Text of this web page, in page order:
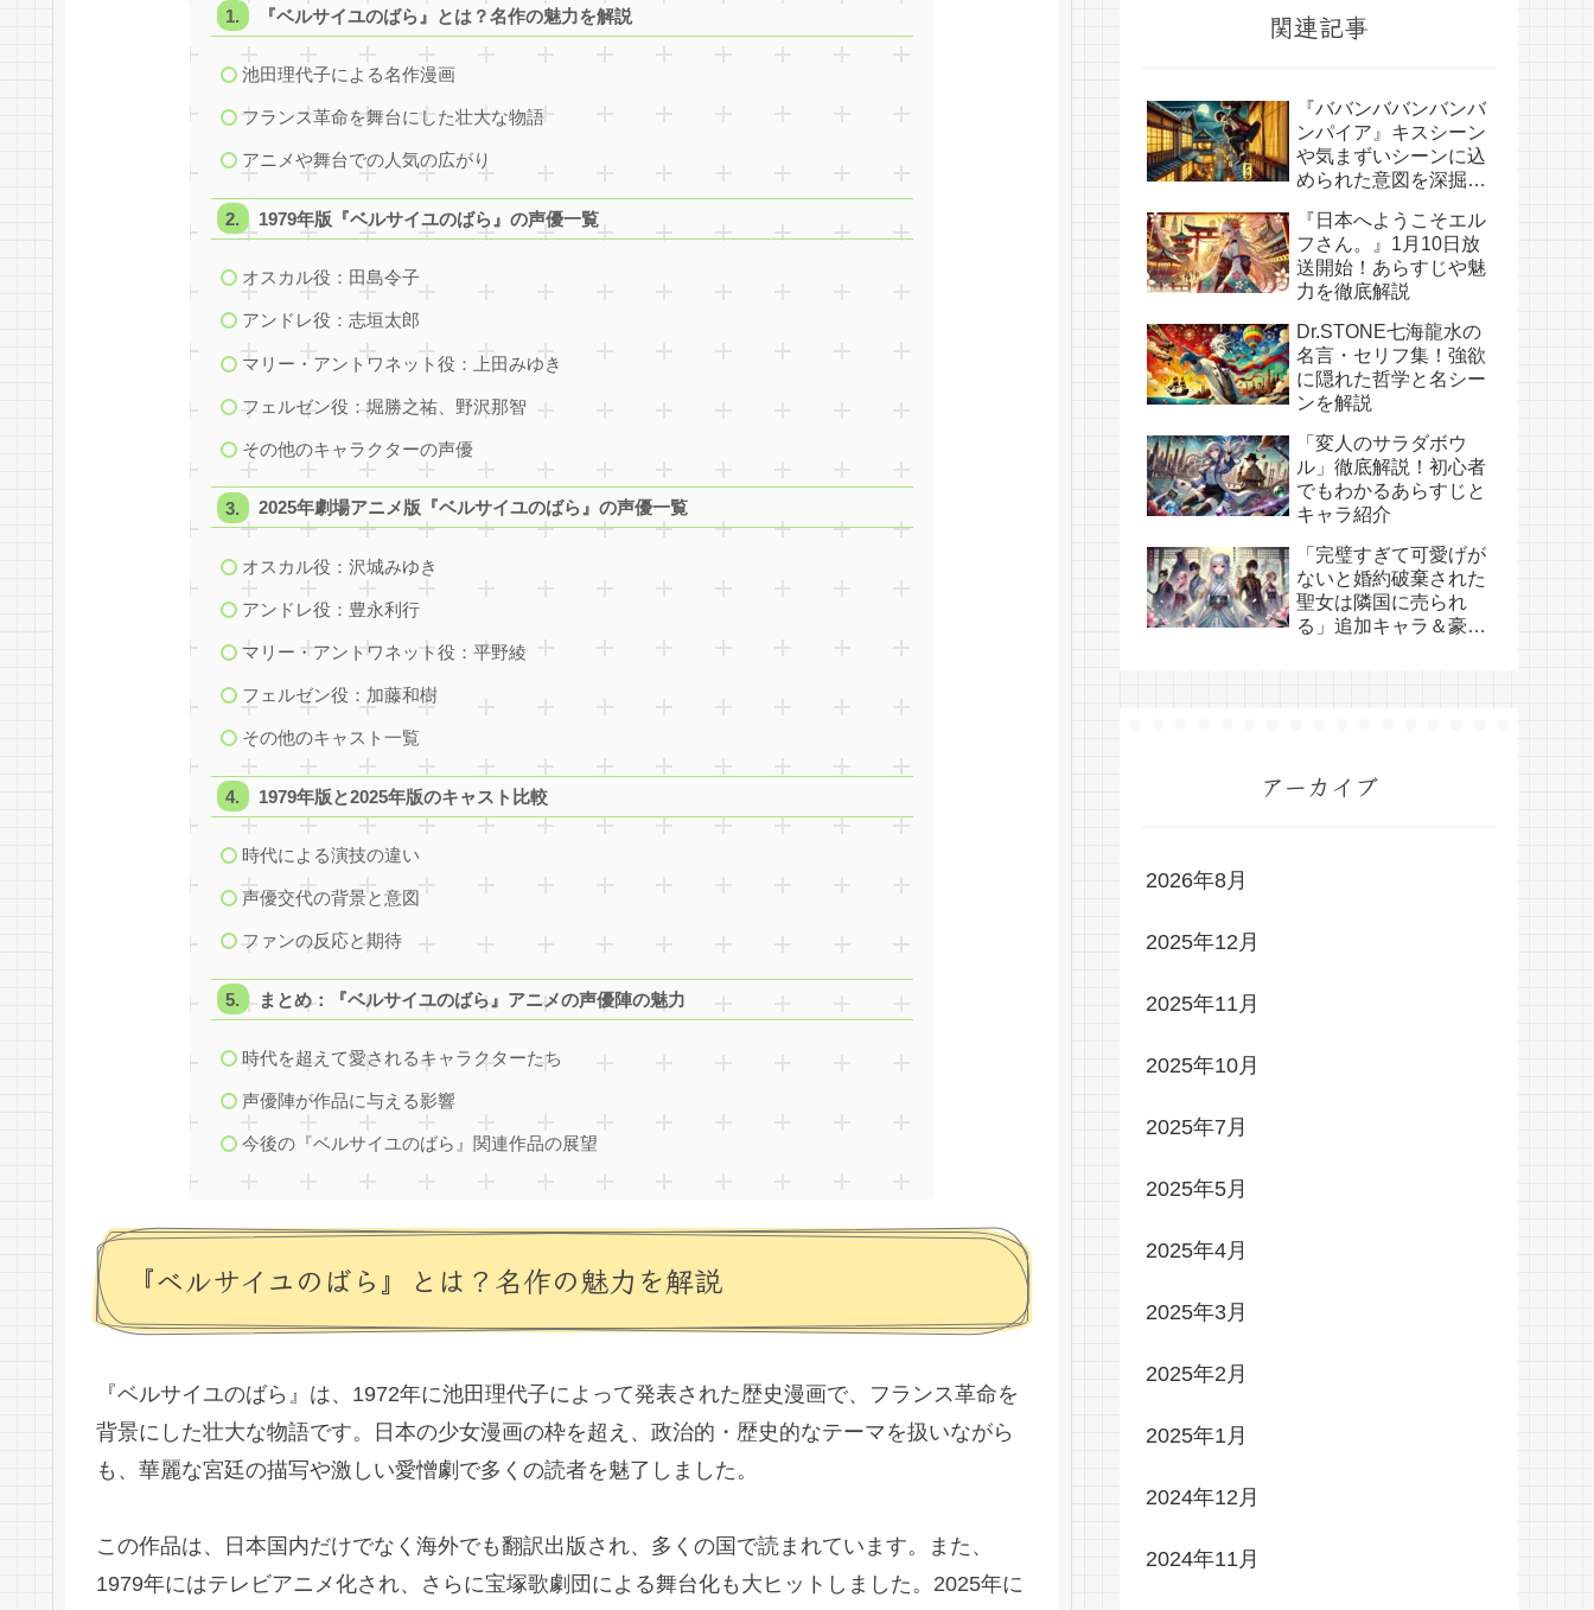
『ベルサイユのばら』とは？名作の魅力を解説
池田理代子による名作漫画
フランス革命を舞台にした壮大な物語
アニメや舞台での人気の広がり
1979年版『ベルサイユのばら』の声優一覧
オスカル役：田島令子
アンドレ役：志垣太郎
マリー・アントワネット役：上田みゆき
フェルゼン役：堀勝之祐、野沢那智
その他のキャラクターの声優
2025年劇場アニメ版『ベルサイユのばら』の声優一覧
オスカル役：沢城みゆき
アンドレ役：豊永利行
マリー・アントワネット役：平野綾
フェルゼン役：加藤和樹
その他のキャスト一覧
1979年版と2025年版のキャスト比較
時代による演技の違い
声優交代の背景と意図
ファンの反応と期待
まとめ：『ベルサイユのばら』アニメの声優陣の魅力
時代を超えて愛されるキャラクターたち
声優陣が作品に与える影響
今後の『ベルサイユのばら』関連作品の展望
『ベルサイユのばら』とは？名作の魅力を解説
『ベルサイユのばら』は、1972年に池田理代子によって発表された歴史漫画で、フランス革命を
背景にした壮大な物語です。日本の少女漫画の枠を超え、政治的・歴史的なテーマを扱いながら
も、華麗な宮廷の描写や激しい愛憎劇で多くの読者を魅了しました。
この作品は、日本国内だけでなく海外でも翻訳出版され、多くの国で読まれています。また、
1979年にはテレビアニメ化され、さらに宝塚歌劇団による舞台化も大ヒットしました。2025年に
関連記事
『ババンババンバンバ
ンパイア』キスシーン
や気まずいシーンに込
められた意図を深掘
『日本へようこそエル
フさん。』1月10日放
送開始！あらすじや魅
力を徹底解説
Dr.STONE七海龍水の
名言・セリフ集！強欲
に隠れた哲学と名シー
ンを解説
「変人のサラダボウ
ル」徹底解説！初心者
でもわかるあらすじと
キャラ紹介
「完璧すぎて可愛げが
ないと婚約破棄された
聖女は隣国に売られ
る」追加キャラ＆豪華
アーカイブ
2026年8月
2025年12月
2025年11月
2025年10月
2025年7月
2025年5月
2025年4月
2025年3月
2025年2月
2025年1月
2024年12月
2024年11月